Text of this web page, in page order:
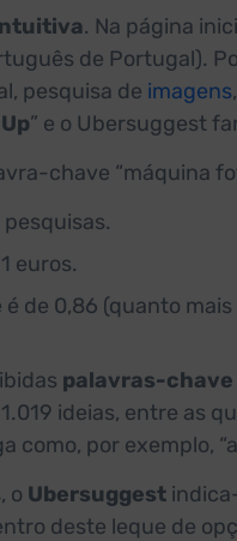
. Na página
de Portugal).
pesquisa de imagens
” e o Ubersuggest
chave “máquina
euros.
de 0,86 (quanto
palavras-
ideias, entre as
como, por exemplo,
o Ubersuggest
deste leque de